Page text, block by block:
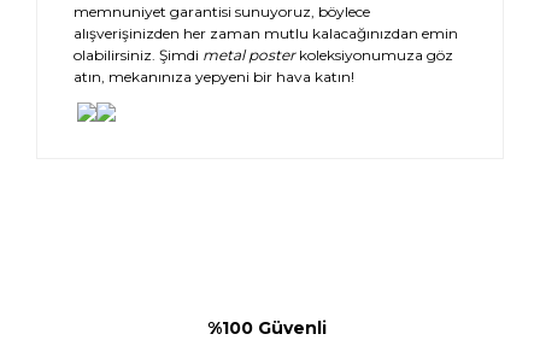
memnuniyet garantisi sunuyoruz, böylece
alışverişinizden her zaman mutlu kalacağınızdan emin
olabilirsiniz. Şimdi metal posterkoleksiyonumuza göz
atın, mekanınıza yepyeni bir hava katın!
%100 Güvenli